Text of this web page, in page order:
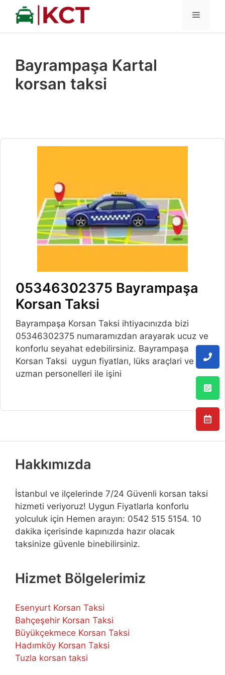
İçeriğe
MENÜ
Bayrampaşa Kartal
korsan taksi
05346302375 Bayrampaşa
Korsan Taksi
Bayrampaşa Korsan Taksi ihtiyacınızda bizi
05346302375 numaramızdan arayarak ucuz ve
konforlu seyahat edebilirsiniz. Bayrampaşa
Korsan Taksi uygun fiyatları, lüks araçlari ve
uzman personelleri ile işini
Hakkımızda
İstanbul ve ilçelerinde 7/24 Güvenli korsan taksi
hizmeti veriyoruz! Uygun Fiyatlarla konforlu
yolculuk için Hemen arayın: 0542 515 5154. 10
dakika içerisinde kapınızda hazır olacak
taksinize güvenle binebilirsiniz.
Hizmet Bölgelerimiz
Esenyurt Korsan Taksi
Bahçeşehir Korsan Taksi
Büyükçekmece Korsan Taksi
Hadımköy Korsan Taksi
Tuzla korsan taksi